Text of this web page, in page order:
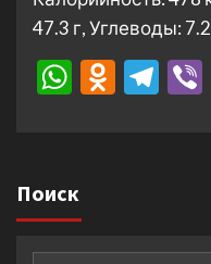
47.3 г, Углеводы: 7.2
Поиск